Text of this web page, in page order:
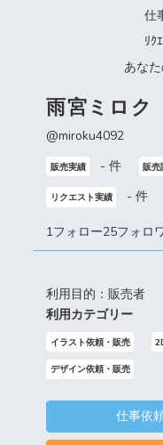
仕
ﾘｸ
あな
雨宮ミロク
@miroku4092
販売実績 - 件 販売
リクエスト実績 - 件
1フォロー25フォロ
利用目的：販売者
利用カテゴリー
イラスト依頼・販売
デザイン依頼・販売
仕事依